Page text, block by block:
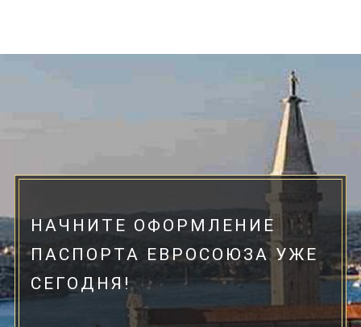
НАЧНИТЕ ОФОРМЛЕНИЕ
ПАСПОРТА ЕВРОСОЮЗА УЖЕ
СЕГОДНЯ!